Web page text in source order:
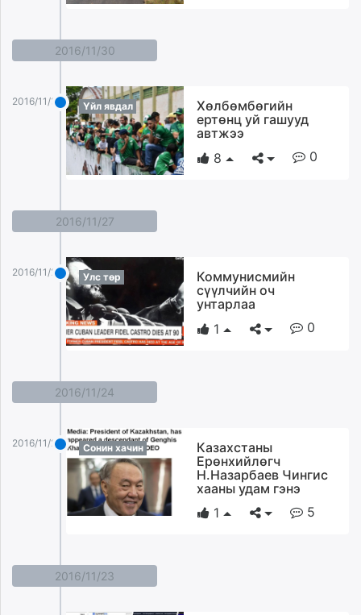
2016/11/30
2016/11/30 Үйл явдал
Хөлбөмбөгийн
ертөнц уй гашууд
автжээ
8
0
2016/11/27
2016/11/27 Улс төр
Коммунисмийн
сүүлчийн оч
унтарлаа
1
0
2016/11/24
2016/11/24 Сонин хачин
Казахстаны
Ерөнхийлөгч
Н.Назарбаев Чингис
хааны удам гэнэ
1
5
2016/11/23